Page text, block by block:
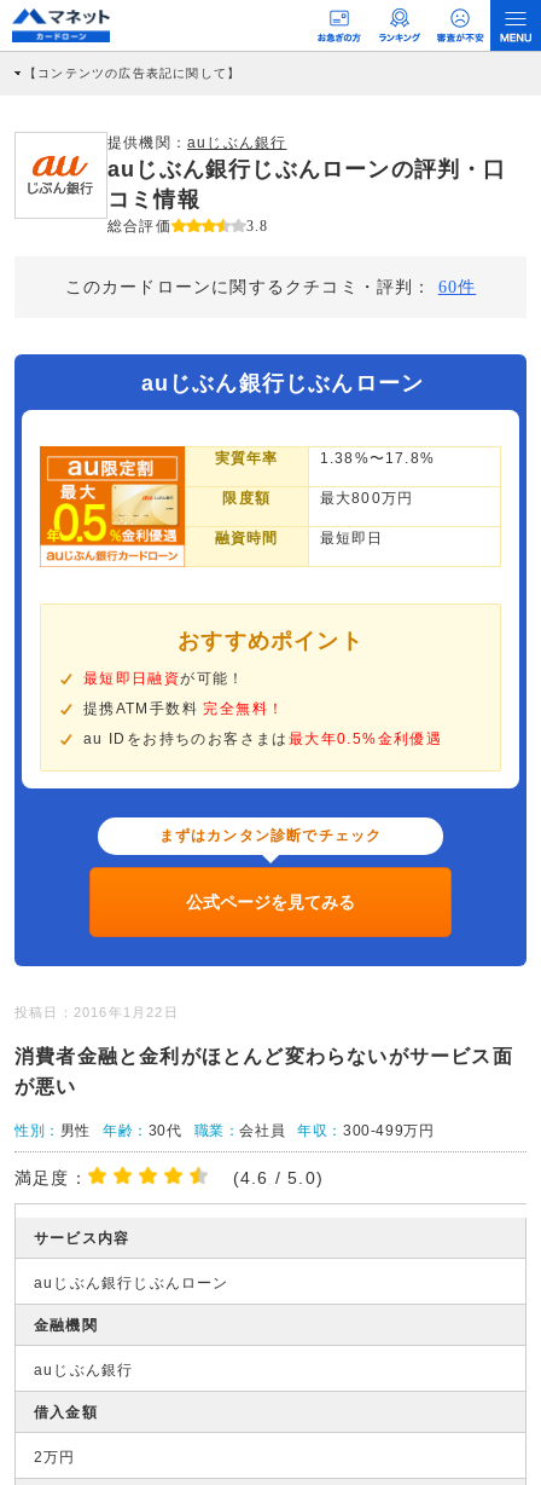
【コンテンツの広告表記に関して】
社に対して企業から紹介報酬が支払われるという収益モデルです。 ただし、特定の
商品を根拠なくPRするものではなく、当編集部の調査／ユーザーへの口コミ収集な
どに基づき、公平性を担保した情報提供を行っています。
>提携企業一覧
提供機関： auじぶん銀行
auじぶん銀行じぶんローンの評判・口
コミ情報
総合評価 3.8
このカードローンに関するクチコミ・評判： 60件
auじぶん銀行じぶんローン
実質年率 1.38%〜17.8%
限度額 最大800万円
融資時間 最短即日
おすすめポイント
最短即日融資が可能！
提携ATM手数料完全無料！
au IDをお持ちのお客さまは 最大年0.5%金利優遇
まずはカンタン診断でチェック
公式ページを見てみる
投稿日：2016年1月22日
消費者金融と金利がほとんど変わらないがサービス面
が悪い
性別： 男性 年齢： 30代 職業：会社員 年収：300-499万円
満足度： (4.6 / 5.0)
サービス内容
auじぶん銀行じぶんローン
金融機関
auじぶん銀行
借入金額
2万円